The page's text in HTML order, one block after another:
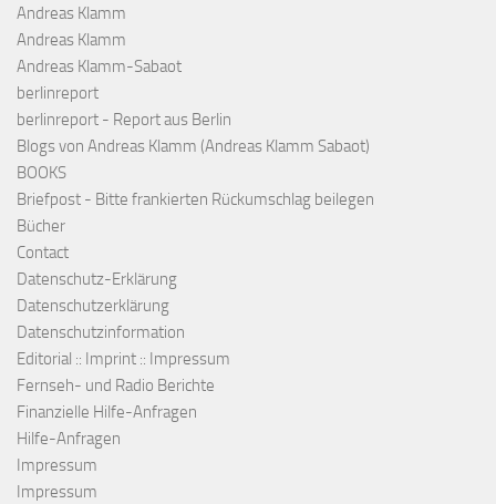
Andreas Klamm
Andreas Klamm
Andreas Klamm-Sabaot
berlinreport
berlinreport - Report aus Berlin
Blogs von Andreas Klamm (Andreas Klamm Sabaot)
BOOKS
Briefpost - Bitte frankierten Rückumschlag beilegen
Bücher
Contact
Datenschutz-Erklärung
Datenschutzerklärung
Datenschutzinformation
Editorial :: Imprint :: Impressum
Fernseh- und Radio Berichte
Finanzielle Hilfe-Anfragen
Hilfe-Anfragen
Impressum
Impressum